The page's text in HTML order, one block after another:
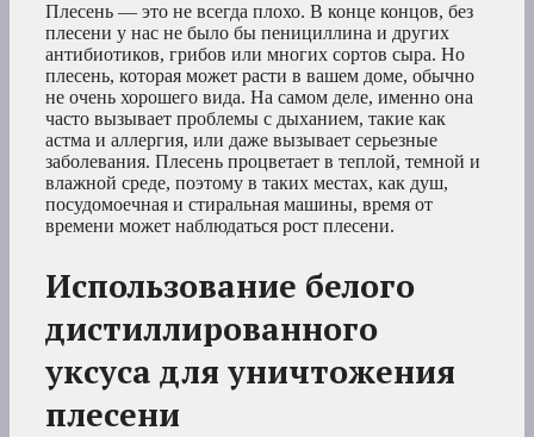
Плесень — это не всегда плохо. В конце концов, без
плесени у нас не было бы пенициллина и других
антибиотиков, грибов или многих сортов сыра. Но
плесень, которая может расти в вашем доме, обычно
не очень хорошего вида. На самом деле, именно она
часто вызывает проблемы с дыханием, такие как
астма и аллергия, или даже вызывает серьезные
заболевания. Плесень процветает в теплой, темной и
влажной среде, поэтому в таких местах, как душ,
посудомоечная и стиральная машины, время от
времени может наблюдаться рост плесени.
Использование белого
дистиллированного
уксуса для уничтожения
плесени